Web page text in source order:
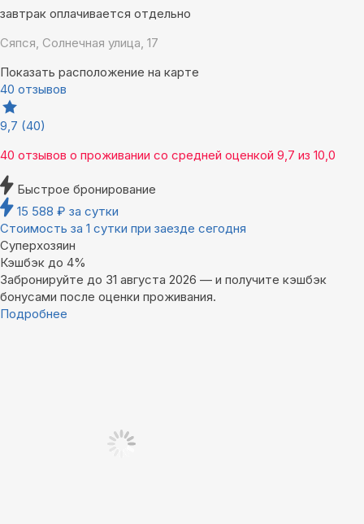
завтрак оплачивается отдельно
Сяпся, Солнечная улица, 17
Показать расположение на карте
40 отзывов
9,7 (40)
40 отзывов о проживании со средней оценкой 9,7 из 10,0
Быстрое бронирование
15 588 ₽ за сутки
Стоимость за 1 сутки при заезде сегодня
Суперхозяин
Кэшбэк до 4%
Забронируйте до 31 августа 2026 — и получите кэшбэк
бонусами после оценки проживания.
Подробнее